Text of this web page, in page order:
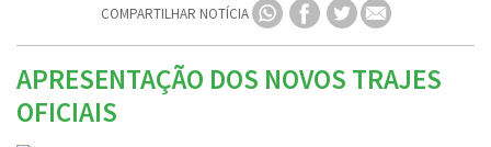
COMPARTILHAR NOTÍCIA
APRESENTAÇÃO DOS NOVOS TRAJES
OFICIAIS